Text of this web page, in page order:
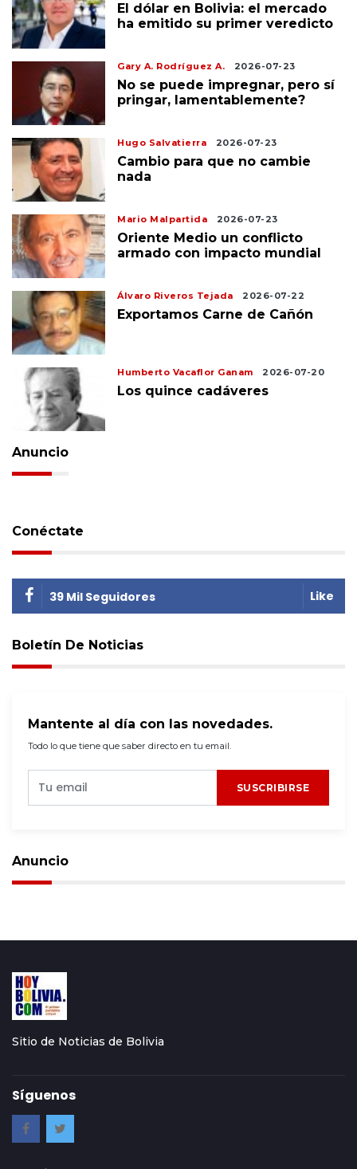
El dólar en Bolivia: el mercado
ha emitido su primer veredicto
Gary A. Rodríguez A. 2026-07-23
No se puede impregnar, pero sí
pringar, lamentablemente?
Hugo Salvatierra 2026-07-23
Cambio para que no cambie
nada
Mario Malpartida 2026-07-23
Oriente Medio un conflicto
armado con impacto mundial
Álvaro Riveros Tejada 2026-07-22
Exportamos Carne de Cañón
Humberto Vacaflor Ganam 2026-07-20
Los quince cadáveres
Anuncio
Conéctate
39 Mil Seguidores Like
Boletín De Noticias
Mantente al día con las novedades.
Todo lo que tiene que saber directo en tu email.
SUSCRIBIRSE
Anuncio
Sitio de Noticias de Bolivia
Síguenos